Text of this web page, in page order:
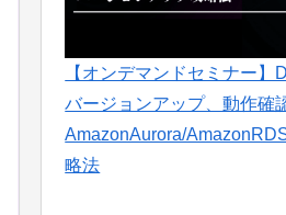
【オンデマンドセミナー】
バージョンアップ、動作確
AmazonAurora/
略法